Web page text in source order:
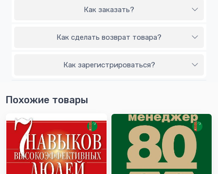
Как заказать?
Как сделать возврат товара?
Как зарегистрироваться?
Похожие товары